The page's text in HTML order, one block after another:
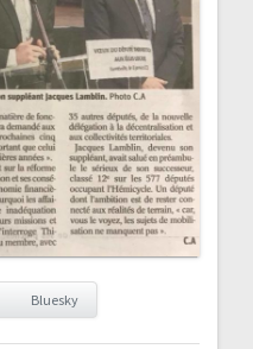
Bluesky